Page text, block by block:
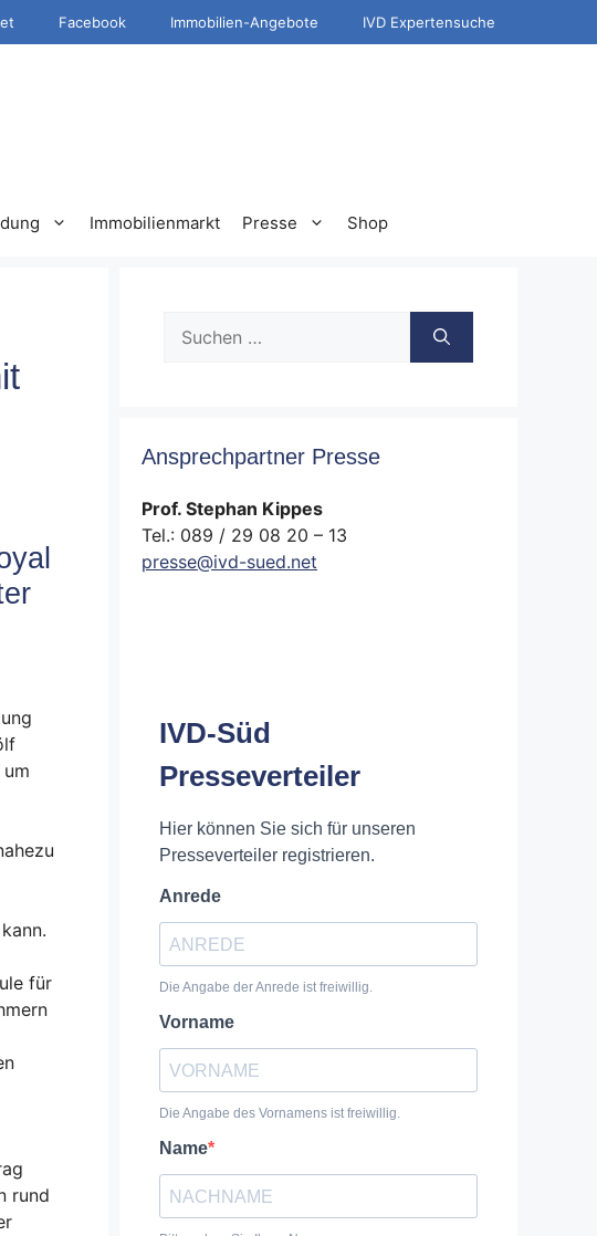
Facebook Immobilien-Angebote IVD Expertensuche
Immobilienmarkt Presse Shop
für
rund
nach:
Ansprechpartner Presse
Prof. Stephan Kippes
Tel.: 089 / 29 08 20 – 13
presse@ivd-sued.net